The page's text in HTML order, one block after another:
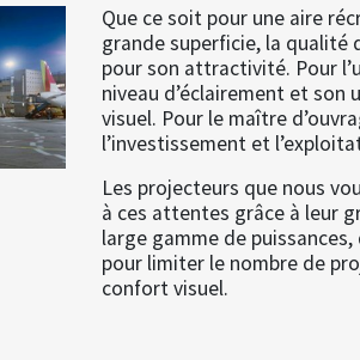
Que ce soit pour une aire
grande superficie, la qualité
pour son attractivité. Pour
niveau d’éclairement et
visuel. Pour le maître
l’investissement et
Les projecteurs que nous
à ces attentes grâce à leur
large gamme de
pour limiter le nombre de
confort visuel.